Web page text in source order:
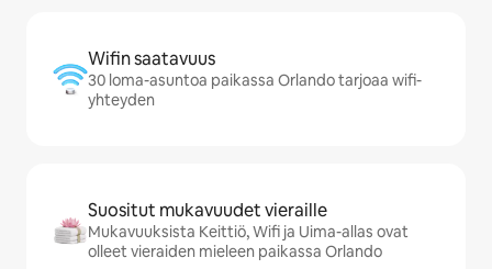
Wifin saatavuus
30 loma-asuntoa paikassa Orlando tarjoaa wifi-
yhteyden
Suositut mukavuudet vieraille
Mukavuuksista Keittiö, Wifi ja Uima-allas ovat
olleet vieraiden mieleen paikassa Orlando